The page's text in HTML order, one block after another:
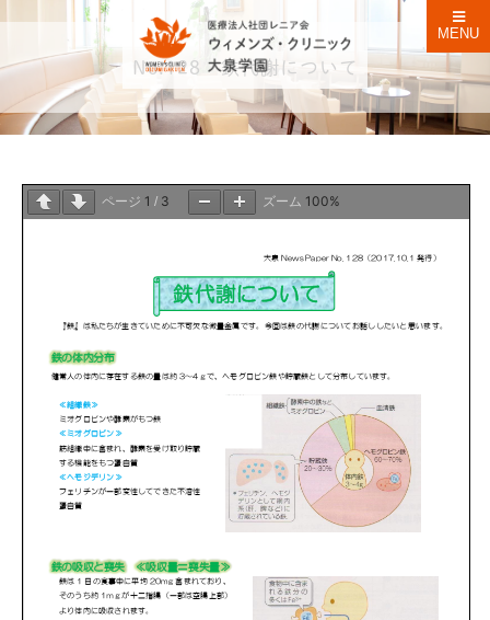
MENU
No.128 鉄代謝について
ページ 1 / 3 ズーム 100%